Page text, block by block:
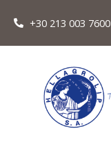
+30 213 003 7600